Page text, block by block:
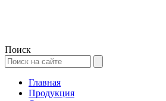
Поиск
Главная
Продукция